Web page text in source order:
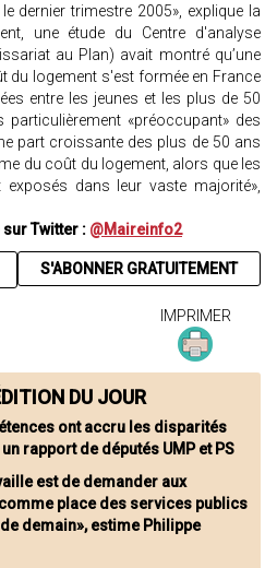
dernier trimestre 2005», explique la
une étude du Centre d'analyse
au Plan) avait montré qu’une
du logement s'est formée en France
entre les jeunes et les plus de 50
particulièrement «préoccupant» des
part croissante des plus de 50 ans
du coût du logement, alors que les
dans leur vaste majorité»,
sur Twitter : @Maireinfo2
S'ABONNER GRATUITEMENT
IMPRIMER
DU JOUR
ont accru les disparités
rapport de députés UMP et PS
est de demander aux
place des services publics
demain», estime Philippe